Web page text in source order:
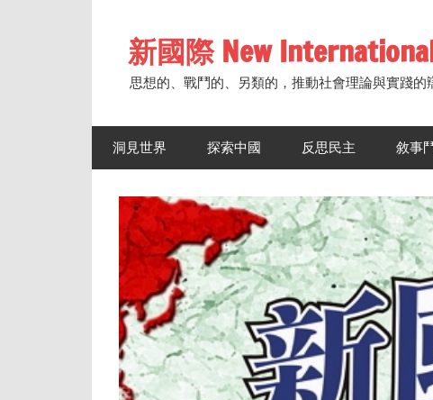
content新國際 New
思想的、戰鬥的、另類的，推動社會理論與實踐的
洞見世界 探索中國 反思民主 敘事